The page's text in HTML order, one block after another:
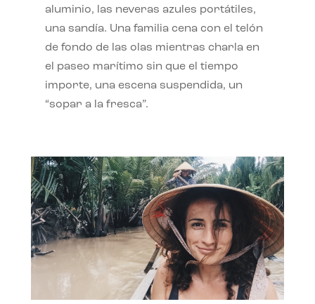
aluminio, las neveras azules portátiles,
una sandía. Una familia cena con el telón
de fondo de las olas mientras charla en
el paseo marítimo sin que el tiempo
importe, una escena suspendida, un
“sopar a la fresca”.